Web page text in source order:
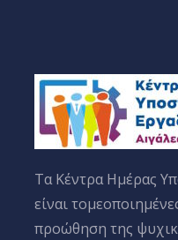
Tα Κέντρα Ημέρας
είναι
προώθηση της